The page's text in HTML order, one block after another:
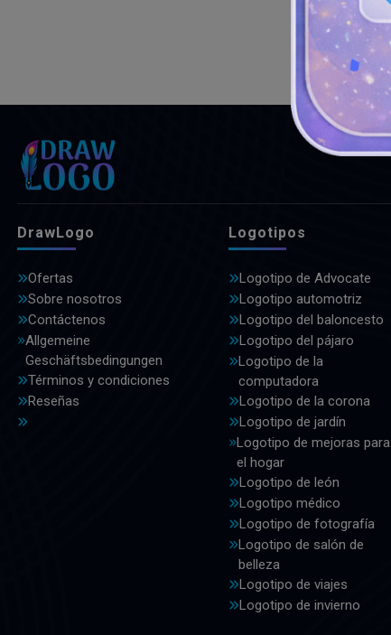
DrawLogo
Ofertas
Sobre nosotros
Contáctenos
Allgemeine
Geschäftsbedingungen
Términos y condiciones
Reseñas
Logotipos
Logotipo de Advocate
Logotipo automotriz
Logotipo del baloncesto
Logotipo del pájaro
Logotipo de la
computadora
Logotipo de la corona
Logotipo de jardín
Logotipo de mejoras para
el hogar
Logotipo de león
Logotipo médico
Logotipo de fotografía
Logotipo de salón de
belleza
Logotipo de viajes
Logotipo de invierno